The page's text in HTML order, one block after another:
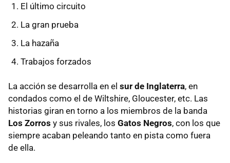
El último circuito
La gran prueba
La hazaña
Trabajos forzados
La acción se desarrolla en el sur de Inglaterra, en
condados como el de Wiltshire, Gloucester, etc. Las
historias giran en torno a los miembros de la banda
Los Zorros y sus rivales, los Gatos Negros, con los que
siempre acaban peleando tanto en pista como fuera
de ella.